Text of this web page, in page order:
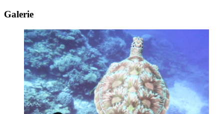
Galerie